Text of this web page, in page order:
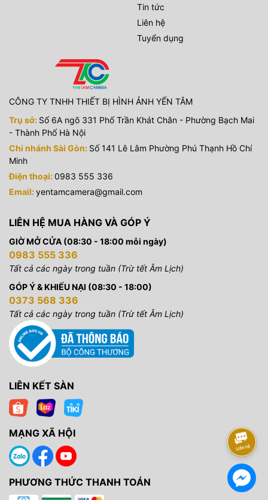
Tin tức
Liên hệ
Tuyển dụng
CÔNG TY TNHH THIẾT BỊ HÌNH ẢNH YẾN TÂM
Trụ sở: Số 6A ngõ 331 Phố Trần Khát Chân - Phường Bạch Mai
- Thành Phố Hà Nội
Chi nhánh Sài Gòn: Số 141 Lê Lâm Phường Phú Thạnh Hồ Chí
Minh
Điện thoại:0983 555 336
Email:yentamcamera@gmail.com
LIÊN HỆ MUA HÀNG VÀ GÓP Ý
GIỜ MỞ CỬA (08:30 - 18:00 mỗi ngày)
0983 555 336
Tất cả các ngày trong tuần (Trừ tết Âm Lịch)
GÓP Ý & KHIẾU NẠI (08:30 - 18:00)
0373 568 336
Tất cả các ngày trong tuần (Trừ tết Âm Lịch)
LIÊN KẾT SÀN
MẠNG XÃ HỘI
PHƯƠNG THỨC THANH TOÁN